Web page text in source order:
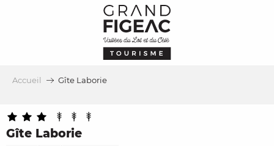
Accueil Gîte Laborie
Gîte Laborie